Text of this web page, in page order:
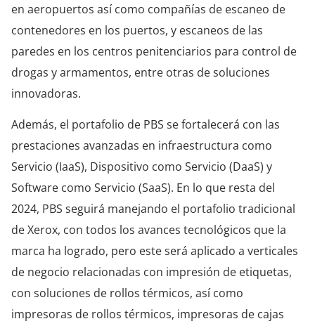
en aeropuertos así como compañías de escaneo de
contenedores en los puertos, y escaneos de las
paredes en los centros penitenciarios para control de
drogas y armamentos, entre otras de soluciones
innovadoras.
Además, el portafolio de PBS se fortalecerá con las
prestaciones avanzadas en infraestructura como
Servicio (IaaS), Dispositivo como Servicio (DaaS) y
Software como Servicio (SaaS). En lo que resta del
2024, PBS seguirá manejando el portafolio tradicional
de Xerox, con todos los avances tecnológicos que la
marca ha logrado, pero este será aplicado a verticales
de negocio relacionadas con impresión de etiquetas,
con soluciones de rollos térmicos, así como
impresoras de rollos térmicos, impresoras de cajas